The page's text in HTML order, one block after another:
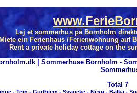
Lej et sommerhus på Bornholm
Miete ein Ferienhaus /Ferienwohnung auf
Rent a private holiday cottage on the
| Sommerhuse Bornholm -
Total 7